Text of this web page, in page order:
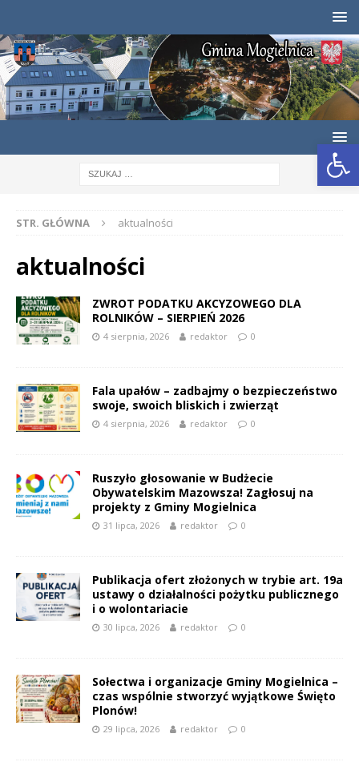
Otwórz pasek narzędzi
STR. GŁÓWNA aktualności
aktualności
ZWROT PODATKU AKCYZOWEGO DLA
ROLNIKÓW – SIERPIEŃ 2026
4 sierpnia, 2026 redaktor 0
Fala upałów – zadbajmy o bezpieczeństwo
swoje, swoich bliskich i zwierząt
4 sierpnia, 2026 redaktor 0
Ruszyło głosowanie w Budżecie
Obywatelskim Mazowsza! Zagłosuj na
projekty z Gminy Mogielnica
31 lipca, 2026 redaktor 0
Publikacja ofert złożonych w trybie art. 19a
ustawy o działalności pożytku publicznego
i o wolontariacie
30 lipca, 2026 redaktor 0
Sołectwa i organizacje Gminy Mogielnica –
czas wspólnie stworzyć wyjątkowe Święto
Plonów!
29 lipca, 2026 redaktor 0